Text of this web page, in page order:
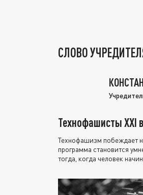
СЛОВО
Технофашисты XXI
Технофашизм побеждает
программа становится
тогда, когда человек